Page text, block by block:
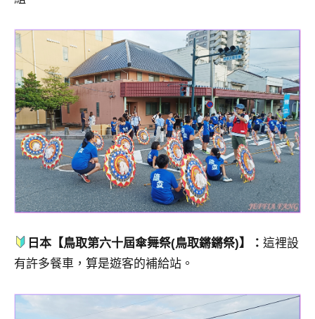
日本【鳥取第六十屆傘舞祭(鳥取鏘鏘祭)】：這裡設
有許多餐車，算是遊客的補給站。